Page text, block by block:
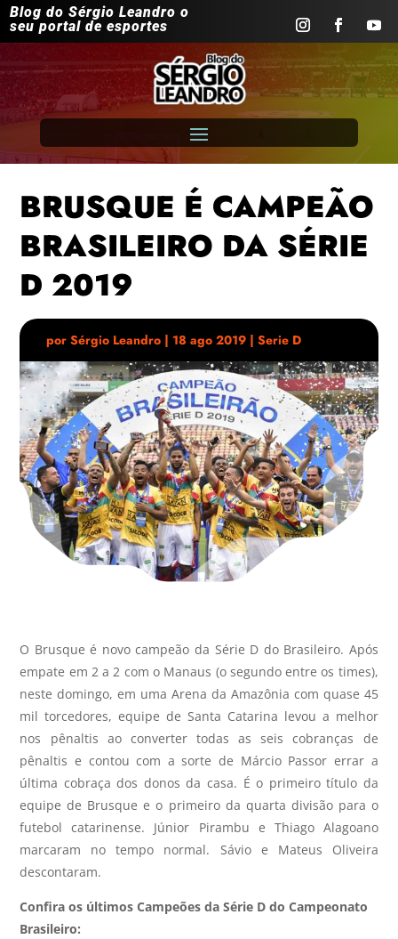
Blog do Sérgio Leandro o
seu portal de esportes
BRUSQUE É CAMPEÃO
BRASILEIRO DA SÉRIE
D 2019
porSérgio Leandro | 18 ago 2019 |Serie D
O Brusque é novo campeão da Série D do Brasileiro. Após
empate em 2 a 2 com o Manaus (o segundo entre os times),
neste domingo, em uma Arena da Amazônia com quase 45
mil torcedores, equipe de Santa Catarina levou a melhor
nos pênaltis ao converter todas as seis cobranças de
pênaltis e contou com a sorte de Márcio Passor errar a
última cobraça dos donos da casa. É o primeiro título da
equipe de Brusque e o primeiro da quarta divisão para o
futebol catarinense. Júnior Pirambu e Thiago Alagoano
marcaram no tempo normal. Sávio e Mateus Oliveira
descontaram.
Confira os últimos Campeões da Série D do Campeonato
Brasileiro: